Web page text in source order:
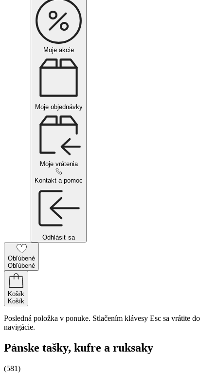
Moje akcie
Moje objednávky
Moje vrátenia
Kontakt a pomoc
Odhlásiť sa
Obľúbené
Obľúbené
Košík
Košík
Posledná položka v ponuke. Stlačením klávesy Esc sa vrátite do
navigácie.
Pánske tašky, kufre a ruksaky
(581)